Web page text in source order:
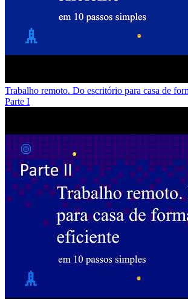
Trabalho remoto. Do escritório para casa de
Parte I